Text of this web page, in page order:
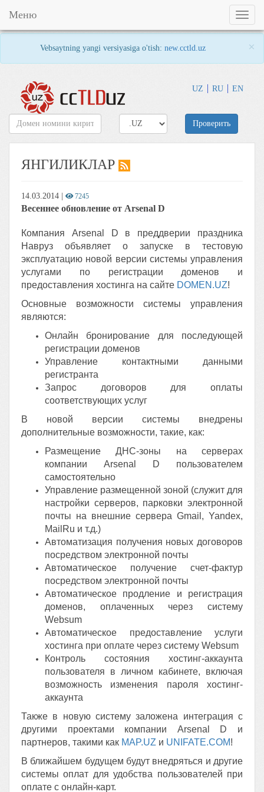
Vebsaytning yangi versiyasiga o'tish: new.cctld.uz ×
UZ RU EN
Toggle
Меню
Проверить
ЯНГИЛИКЛАР
14.03.2014 7245
Весеннее обновление от Arsenal D
Компания Arsenal D в преддверии праздника
Навруз объявляет о запуске в тестовую
эксплуатацию новой версии системы управления
услугами по регистрации доменов и
предоставления хостинга на сайте DOMEN.UZ!
Основные возможности системы управления
являются:
Онлайн бронирование для последующей
регистрации доменов
Управление контактными данными
регистранта
Запрос договоров для оплаты
соответствующих услуг
В новой версии системы внедрены
дополнительные возможности, такие, как:
Размещение ДНС-зоны на серверах
компании Arsenal D пользователем
самостоятельно
Управление размещенной зоной (служит для
настройки серверов, парковки электронной
почты на внешние сервера Gmail, Yandex,
MailRu и т.д.)
Автоматизация получения новых договоров
посредством электронной почты
Автоматическое получение счет-фактур
посредством электронной почты
Автоматическое продление и регистрация
доменов, оплаченных через систему
Websum
Автоматическое предоставление услуги
хостинга при оплате через систему Websum
Контроль состояния хостинг-аккаунта
пользователя в личном кабинете, включая
возможность изменения пароля хостинг-
аккаунта
Также в новую систему заложена интеграция с
другими проектами компании Arsenal D и
партнеров, такими как MAP.UZ и UNIFATE.COM!
В ближайшем будущем будут внедряться и другие
системы оплат для удобства пользователей при
оплате с онлайн-карт.